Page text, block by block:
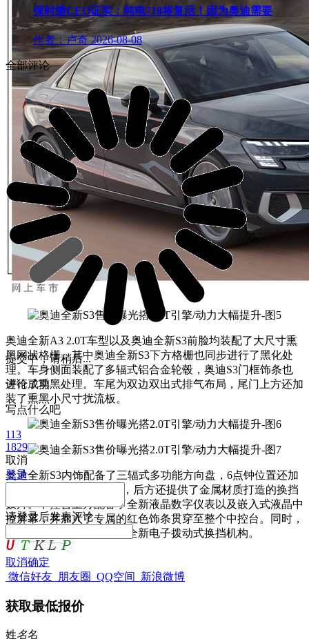
奥迪全新A3 2.0T车型以及奥迪全新S3前脸均装配了大尺寸熏
黑网状格栅，其中奥迪全新S3下方格栅也同步进行了黑化处
理。车身侧面装配了多辐式铝合金轮毂，奥迪S3门框饰条也
进行了熏黑处理。车尾为双边双出式排气布局，尾门上方还加
装了熏黑小尺寸扰流板。
奥迪全新S3内饰配备了三辐式多功能方向盘，6点钟位置还加
入了S系列车型专属徽章，后方还提供了金属材质打造的换挡
拨片。中控台上方配备了全新液晶数字仪表以及嵌入式液晶中
控屏幕，并加入了专属的红色饰条贯穿至整个中控台。同时，
新车中控台下方还配备了全新电子拨动式换挡机构。
保时捷CEO证实：纯电718将复活！因为奥迪需要
作者：卢奇 2026-08-08
全部评论
提交中，请稍后...
评论成功
写点什么吧
113
1829
取消
登录
请登录后发表评论
取消确定
微信好友 朋友圈 QQ空间 新浪微博
获取最低报价
姓名名